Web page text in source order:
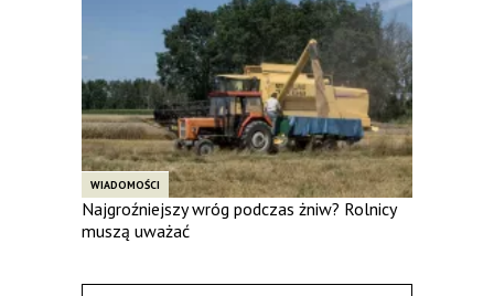
WIADOMOŚCI
Najgroźniejszy wróg podczas żniw? Rolnicy
muszą uważać